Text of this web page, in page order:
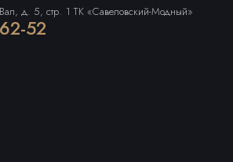
д. 5, стр. 1 ТК «Савеловский-Модный»
52